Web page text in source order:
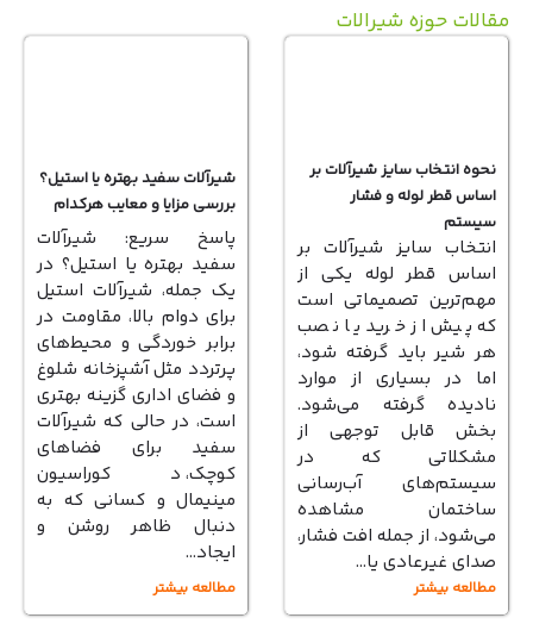
حوزه شیرالات
نحوه انتخاب سایز شیرآلات بر
اساس قطر لوله و فشار
سیستم
انتخاب سایز شیرآلات بر
اساس قطر لوله یکی از
مهم‌ترین تصمیماتی است
که پیش از خرید یا نصب
هر شیر باید گرفته شود،
اما در بسیاری از موارد
نادیده گرفته می‌شود.
بخش قابل توجهی از
مشکلاتی که در
سیستم‌های آب‌رسانی
ساختمان مشاهده
می‌شود، از جمله افت فشار،
صدای غیرعادی یا…
مطالعه بیشتر
شیرآلات سفید بهتره یا استیل؟
بررسی مزایا و معایب هرکدام
پاسخ سریع: شیرآلات
سفید بهتره یا استیل؟ در
یک جمله، شیرآلات استیل
برای دوام بالا، مقاومت در
برابر خوردگی و محیط‌های
پرتردد مثل آشپزخانه شلوغ
و فضای اداری گزینه بهتری
است، در حالی که شیرآلات
سفید برای فضاهای
کوچک، دکوراسیون
مینیمال و کسانی که به
دنبال ظاهر روشن و
ایجاد…
مطالعه بیشتر